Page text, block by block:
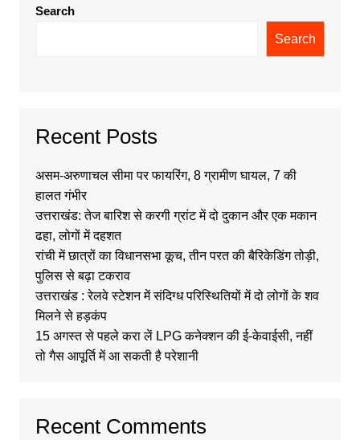
Search
Search
Recent Posts
असम-अरुणाचल सीमा पर फायरिंग, 8 ग्रामीण घायल, 7 की
हालत गंभीर
उत्तराखंड: तेज बारिश से करगी ग्रांट में दो दुकान और एक मकान
ढहा, लोगों में दहशत
रांची में छात्रों का विधानसभा कूच, तीन परत की बैरिकेडिंग तोड़ी,
पुलिस से बढ़ा टकराव
उत्तराखंड : रेलवे स्टेशन में संदिग्ध परिस्थितियों में दो लोगों के शव
मिलने से हड़कंप
15 अगस्त से पहले करा लें LPG कनेक्शन की ई-केवाईसी, नहीं
तो गैस आपूर्ति में आ सकती है परेशानी
Recent Comments